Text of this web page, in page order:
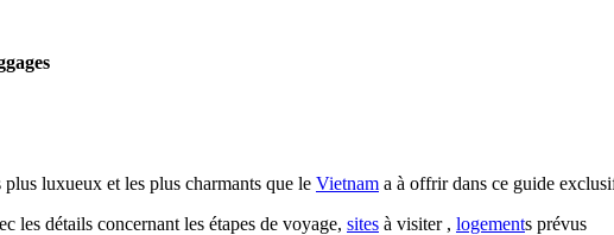
plus luxueux et les plus charmants que le Vietnam a à offrir dans ce guide
les détails concernant les étapes de voyage, sites à visiter , logements prévus